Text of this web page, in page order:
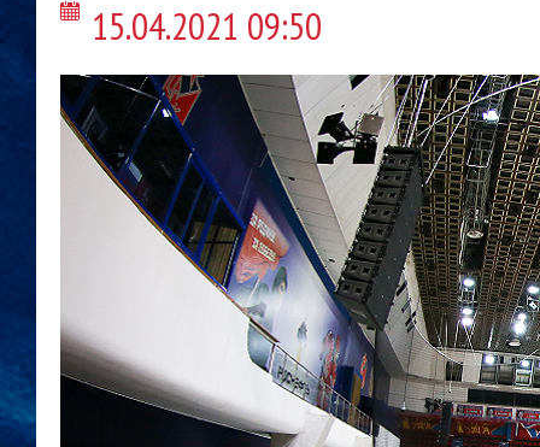
15.04.2021 09:50